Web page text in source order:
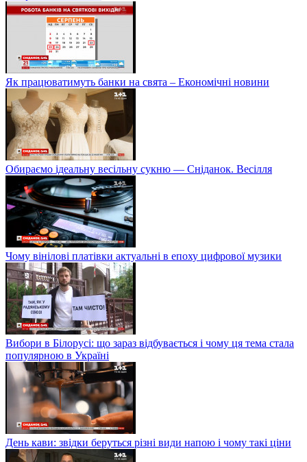
Як працюватимуть банки на свята – Економічні новини
Обираємо ідеальну весільну сукню — Сніданок. Весілля
Чому вінілові платівки актуальні в епоху цифрової музики
Вибори в Білорусі: що зараз відбувається і чому ця тема стала
популярною в Україні
День кави: звідки беруться різні види напою і чому такі ціни